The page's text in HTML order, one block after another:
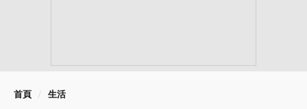
首頁 生活